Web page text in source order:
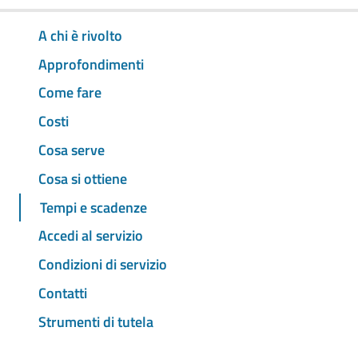
A chi è rivolto
Approfondimenti
Come fare
Costi
Cosa serve
Cosa si ottiene
Tempi e scadenze
Accedi al servizio
Condizioni di servizio
Contatti
Strumenti di tutela